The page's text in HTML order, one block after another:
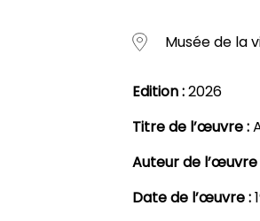
Musée de la
Edition :2026
Titre de l’œuvre :
Auteur de l’œuvre
Date de l’œuvre :